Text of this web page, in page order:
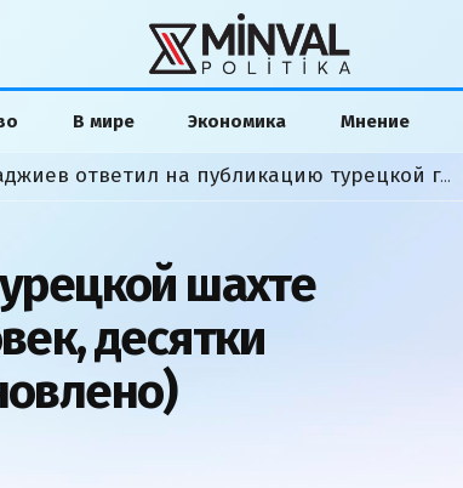
В мире Экономика Мнение
«Слова исказили»: Хикмет Гаджиев ответил на публикацию турецкой газеты
шахте
десятки